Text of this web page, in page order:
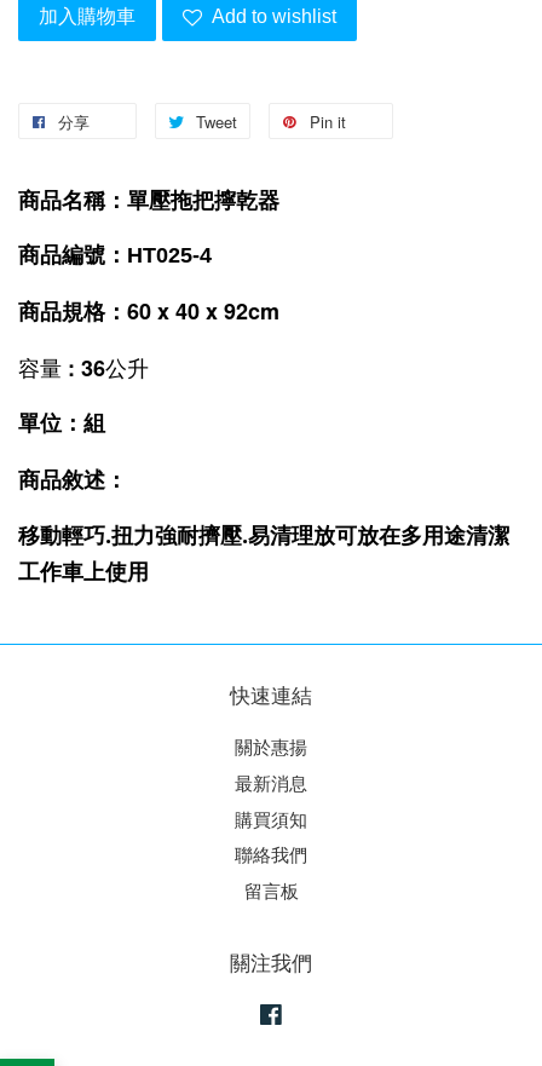
加入購物車 Add to wishlist
分享 Tweet Pin it
商品名稱：單壓拖把擰乾器
商品編號：HT025-4
商品規格： 60 x 40 x 92cm
容量 : 36公升
單位：組
商品敘述：
移動輕巧.扭力強耐擠壓.易清理放可放在多用途清潔
工作車上使用
快速連結
關於惠揚
最新消息
購買須知
聯絡我們
留言板
關注我們